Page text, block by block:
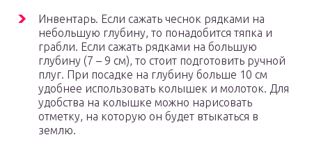
Инвентарь. Если сажать чеснок рядками на
небольшую глубину, то понадобится тяпка и
грабли. Если сажать рядками на большую
глубину (7 – 9 см), то стоит подготовить ручной
плуг. При посадке на глубину больше 10 см
удобнее использовать колышек и молоток. Для
удобства на колышке можно нарисовать
отметку, на которую он будет втыкаться в
землю.